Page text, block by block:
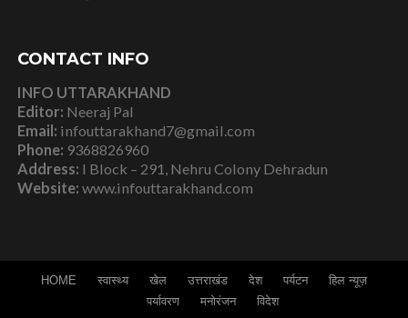
CONTACT INFO
INFO UTTARAKHAND
Editor: Neeraj Pal
Email: infouttarakhand7@gmail.com
Phone: 9368826960
Address: I Block – 291, Nehru Colony Dehradun
Website: www.infouttarakhand.com
HOME स्वास्थ्य खेल उत्तराखंड देश पर्यटन
हिल न्यूज़
पर्यावरण
मनोरंजन विदेश